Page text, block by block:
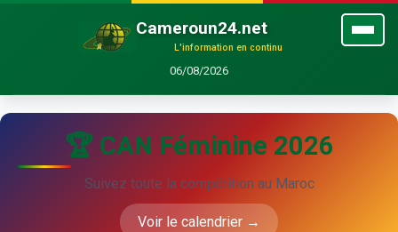
Cameroun24.net
L'information en continu
06/08/2026
🏆 CAN Féminine 2026
Suivez toute la compétition au Maroc
Voir le calendrier →